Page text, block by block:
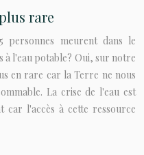
rare
personnes meurent dans le
à l'eau potable? Oui, sur notre
en rare car la Terre ne nous
La crise de l'eau est
car l'accès à cette ressource